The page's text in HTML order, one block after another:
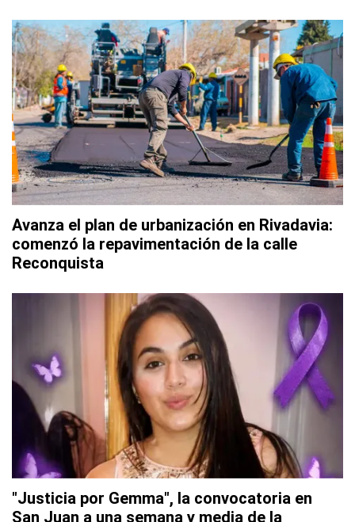
Avanza el plan de urbanización en Rivadavia:
comenzó la repavimentación de la calle
Reconquista
"Justicia por Gemma", la convocatoria en
San Juan a una semana y media de la